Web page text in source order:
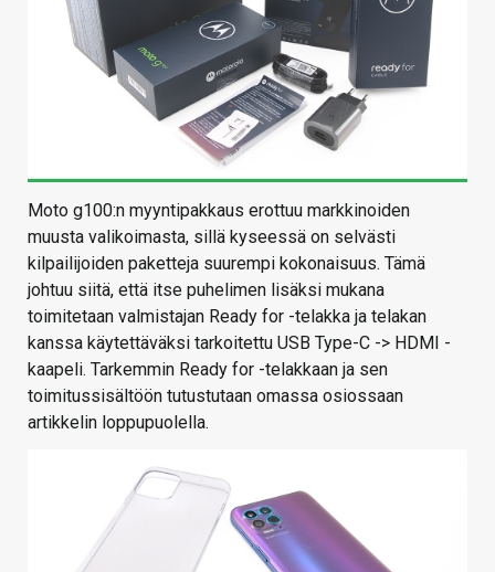
Moto g100:n myyntipakkaus erottuu markkinoiden
muusta valikoimasta, sillä kyseessä on selvästi
kilpailijoiden paketteja suurempi kokonaisuus. Tämä
johtuu siitä, että itse puhelimen lisäksi mukana
toimitetaan valmistajan Ready for -telakka ja telakan
kanssa käytettäväksi tarkoitettu USB Type-C -> HDMI -
kaapeli. Tarkemmin Ready for -telakkaan ja sen
toimitussisältöön tutustutaan omassa osiossaan
artikkelin loppupuolella.